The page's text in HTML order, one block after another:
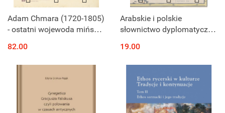
Adam Chmara (1720-1805)
- ostatni wojewoda miński
stanisławowskich i jego
archiwum
82.00
Arabskie i polskie
słownictwo dyplomatyczne
19.00